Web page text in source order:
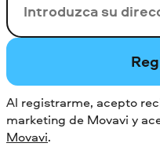
Su correo
Al registrarme, acepto
marketing de Movavi y
Movavi.